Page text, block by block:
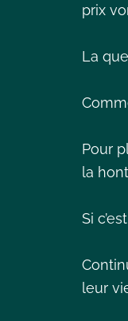
prix
La
Pour
la
Si
leur